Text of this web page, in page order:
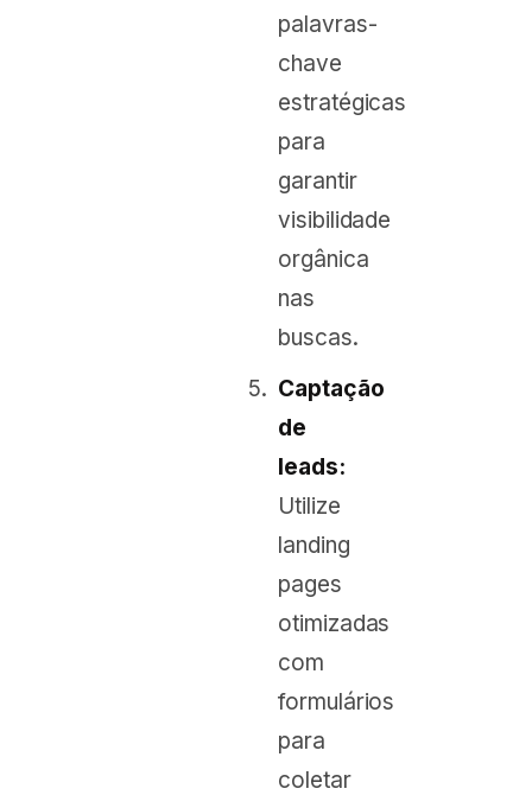
palavras-
chave
estratégicas
para
garantir
visibilidade
orgânica
nas
buscas.
Captação
de
leads:
Utilize
landing
pages
otimizadas
com
formulários
para
coletar